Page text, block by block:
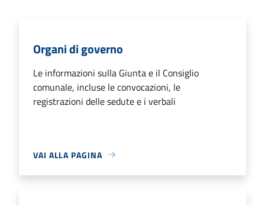
Organi di governo
Le informazioni sulla Giunta e il Consiglio
comunale, incluse le convocazioni, le
registrazioni delle sedute e i verbali
VAI ALLA PAGINA